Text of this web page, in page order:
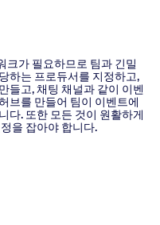
크가 필요하므로 팀과 긴밀
하는 프로듀서를 지정하고,
들고, 채팅 채널과 같이 이벤
브를 만들어 팀이 이벤트에
다. 또한 모든 것이 원활하게
을 잡아야 합니다.